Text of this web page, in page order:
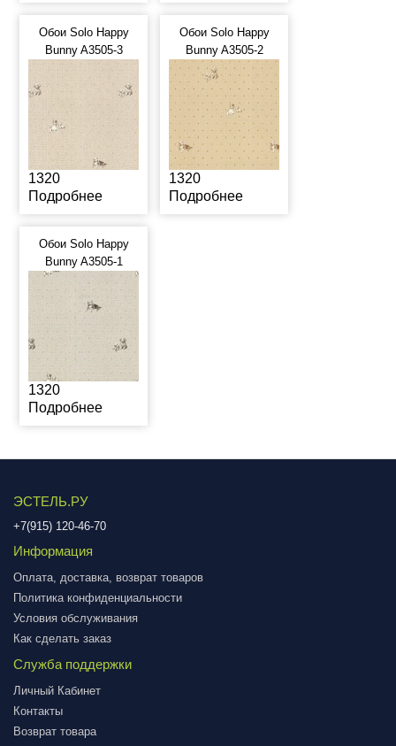
Обои Solo Happy
Bunny A3505-3
1320
Подробнее
Обои Solo Happy
Bunny A3505-2
1320
Подробнее
Обои Solo Happy
Bunny A3505-1
1320
Подробнее
ЭСТЕЛЬ.РУ
+7(915) 120-46-70
Информация
Оплата, доставка, возврат товаров
Политика конфиденциальности
Условия обслуживания
Как сделать заказ
Служба поддержки
Личный Кабинет
Контакты
Возврат товара